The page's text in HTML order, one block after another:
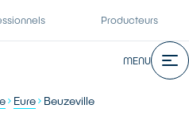
Producteurs
MENU
Eure Beuzeville